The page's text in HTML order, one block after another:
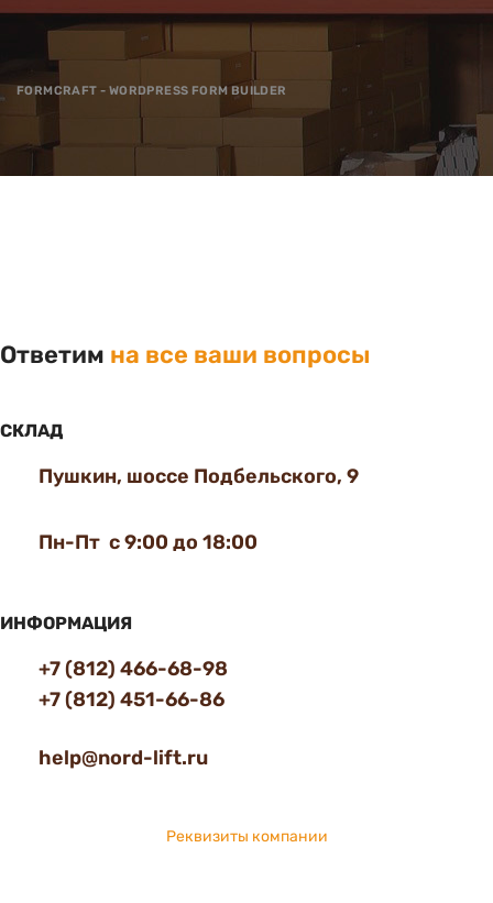
FORMCRAFT - WORDPRESS FORM BUILDER
Ответим на все ваши вопросы
СКЛАД
Пушкин, шоссе Подбельского, 9
Пн-Пт с 9:00 до 18:00
ИНФОРМАЦИЯ
+7 (812) 466-68-98
+7 (812) 451-66-86
help@nord-lift.ru
Реквизиты компании